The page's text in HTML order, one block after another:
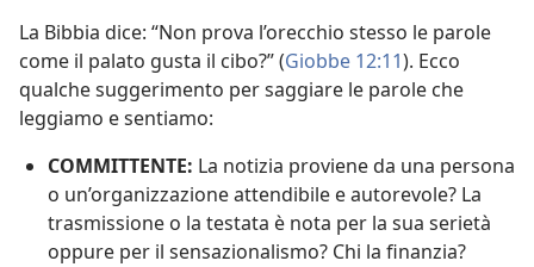
La Bibbia dice: “Non prova l’orecchio stesso le parole
come il palato gusta il cibo?” (Giobbe 12:11). Ecco
qualche suggerimento per saggiare le parole che
leggiamo e sentiamo:
COMMITTENTE: La notizia proviene da una persona
o un’organizzazione attendibile e autorevole? La
trasmissione o la testata è nota per la sua serietà
oppure per il sensazionalismo? Chi la finanzia?